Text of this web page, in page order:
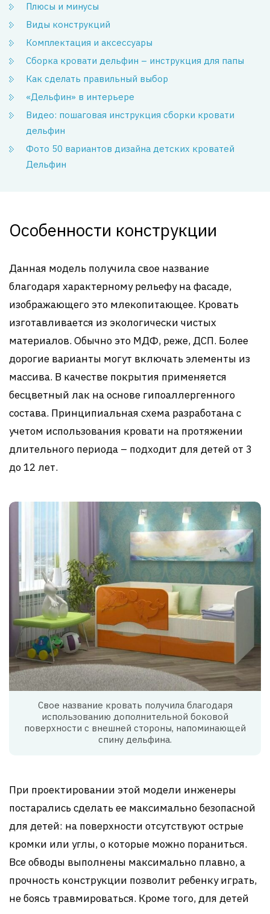
Плюсы и минусы
Виды конструкций
Комплектация и аксессуары
Сборка кровати дельфин – инструкция для папы
Как сделать правильный выбор
«Дельфин» в интерьере
Видео: пошаговая инструкция сборки кровати
дельфин
Фото 50 вариантов дизайна детских кроватей
Дельфин
Особенности конструкции
Данная модель получила свое название
благодаря характерному рельефу на фасаде,
изображающего это млекопитающее. Кровать
изготавливается из экологически чистых
материалов. Обычно это МДФ, реже, ДСП. Более
дорогие варианты могут включать элементы из
массива. В качестве покрытия применяется
бесцветный лак на основе гипоаллергенного
состава. Принципиальная схема разработана с
учетом использования кровати на протяжении
длительного периода – подходит для детей от 3
до 12 лет.
Свое название кровать получила благодаря
использованию дополнительной боковой
поверхности с внешней стороны, напоминающей
спину дельфина.
При проектировании этой модели инженеры
постарались сделать ее максимально безопасной
для детей: на поверхности отсутствуют острые
кромки или углы, о которые можно пораниться.
Все обводы выполнены максимально плавно, а
прочность конструкции позволит ребенку играть,
не боясь травмироваться. Кроме того, для детей